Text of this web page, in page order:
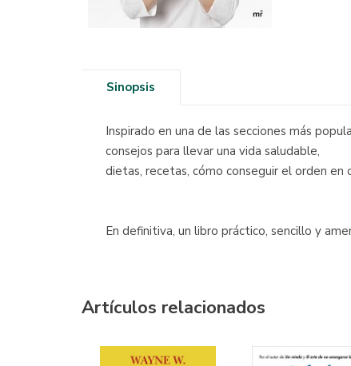
Sinopsis
Inspirado en una de las secciones más
consejos para llevar una vida saludable,
dietas, recetas, cómo conseguir el orden
En definitiva, un libro práctico, sencillo y
Artículos relacionados